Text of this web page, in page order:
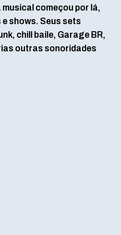
começou por lá,
shows. Seus sets
chill baile, Garage BR,
outras sonoridades